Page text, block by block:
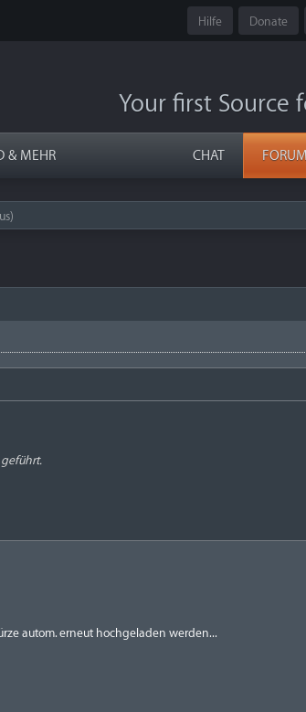
Hilfe Donate
Your first Source
& MEHR CHAT FORUM
geführt.
autom. erneut hochgeladen werden...